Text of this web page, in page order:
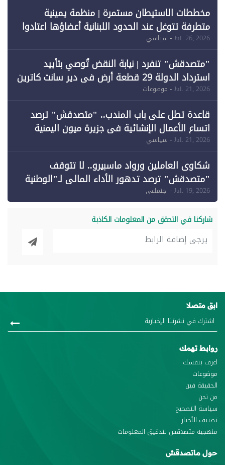
مخططات الاستيطان مستمرة | منظمة يمينية
متطرفة تتوغل عند الحدود اللبنانية أعضاؤها اعتادوا
خرق الحدود
Jul. 26, 2026- سياسي
"متصدقش" تنفرد | نيابة النقض تُوصي بتأييد
استرداد الدولة 29 قطعة أرض في دير سانت كاترين
وقبول طعن الحكومة جزئيًا (1)
Jul. 21, 2026- موضوعات
قاعدة تطل على باب المندب.. "متصدقش" ترصد
اتساع الأعمال الإنشائية في جزيرة ميون اليمنية
Jul. 21, 2026- سياسي
شكاوى العاملين ورواد ماسبيرو.. لا تتوقف
"متصدقش" ترصد تدهور الأداء المالي لـ"الوطنية
للإعلام"
Jul. 19, 2026- اجتماعي
شاركنا في التحقق من المعلومات الكاذبة
ابق متصلا
روابط تهمك
اعرف بنفسك
موضوعات
الحقيقة فين
من نحن
سياسة التصحيح
تصنيف الأخبار
منهجية متصدقش لتدقيق المعلومات
حول ماتصدقش